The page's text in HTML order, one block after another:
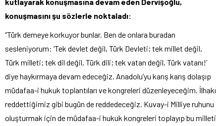
konuşmasını şu sözlerle noktaladı:
“Türk demeye korkuyor bunlar. Ben de onlara buradan
sesleniyorum: ‘Tek devlet değil, Türk Devleti; tek millet değil,
Türk milleti; tek dil değil, Türk dili; tek vatan değil, Türk vatanı!’
diye haykırmaya devam edeceğiz. Anadolu’yu karış karış dolaşıp
müdafaa-i hukuk toplantıları ve kongreleri düzenleyeceğim. İlhakı
reddettiğimiz gibi bugün de reddedeceğiz. Kuvay-i Milliye ruhunu
oluşturmak için de müdafaa-i hukuk kongreleri toplayıp bu milleti